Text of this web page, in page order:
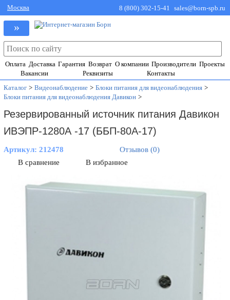
Москва 8 (800) 302-15-41 sales@born-spb.ru
»
Оплата Доставка Гарантия Возврат О компании Производители Проекты
Вакансии
Реквизиты
Контакты
Каталог > Видеонаблюдение > Блоки питания для видеонаблюдения >
Блоки питания для видеонаблюдения Давикон >
Резервированный источник питания Давикон
ИВЭПР-1280А -17 (ББП-80А-17)
Артикул:212478
Отзывов (0)
В сравнение
В избранное